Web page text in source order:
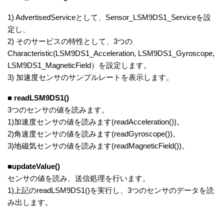
1) AdvertisedServiceとして、Sensor_LSM9DS1_Serviceを設
定し、
2) そのサービスの特性として、3つの
Characteristic(LSM9DS1_Acceleration, LSM9DS1_Gyroscope,
LSM9DS1_MagneticField）を設定します。
3) 加速度センサのサンプルレートを表示します。
■ readLSM9DS1()
3つのセンサの値を読みます。
1)加速度センサの値を読みます(readAcceleration())。
2)角速度センサの値を読みます(readGyroscope())。
3)地磁気センサの値を読みます(readMagneticField())。
■updateValue()
センサの値を読み、送信処理を行います。
1)上記のreadLSM9DS1()を実行し、3つのセンサのデータを読
み出します。